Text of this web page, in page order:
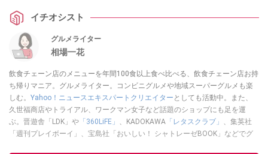
イチオシスト
グルメライター
相場一花
飲食チェーン店のメニューを年間100食以上食べ比べる、飲食チェーン店お持
ち帰りマニア。グルメライター。コンビニグルメや地域スーパーグルメも楽
しむ。 Yahoo！ニュースエキスパートクリエイター としても活動中。また、
久世福商店やトライアル、ワークマン女子など話題のショップにも足を運
ぶ。晋遊舎「LDK」や 「360LiFE」 、KADOKAWA 「レタスクラブ」
、集英社
「週刊プレイボーイ」、宝島社「おいしい！ シャトレーゼBOOK」などでグ